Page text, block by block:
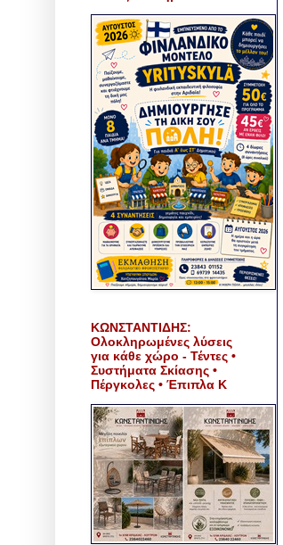
ΚΩΝΣΤΑΝΤΙΔΗΣ:
Ολοκληρωμένες λύσεις
για κάθε χώρο - Τέντες •
Συστήματα Σκίασης •
Πέργκολες • Έπιπλα Κ